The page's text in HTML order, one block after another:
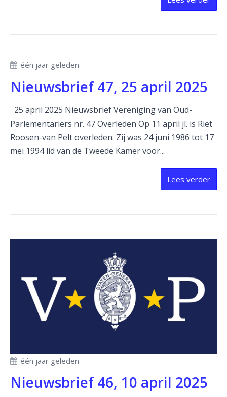
één jaar geleden
Nieuwsbrief 47, 25 april 2025
25 april 2025 Nieuwsbrief Vereniging van Oud-
Parlementariërs nr. 47 Overleden Op 11 april jl. is Riet
Roosen-van Pelt overleden. Zij was 24 juni 1986 tot 17
mei 1994 lid van de Tweede Kamer voor...
Lees verder
één jaar geleden
Nieuwsbrief 46, 10 april 2025